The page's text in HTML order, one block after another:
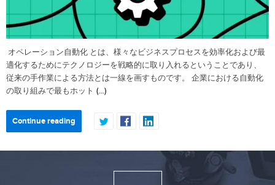
オペレーション自動化 とは、様々なビジネスプロセスを効率化および最
適化するためにテクノロジーを戦略的に取り入れるということであり、
従来の手作業による方法とは一線を画すものです。 企業における自動化
の取り組みで最もホット (…)
Continue reading